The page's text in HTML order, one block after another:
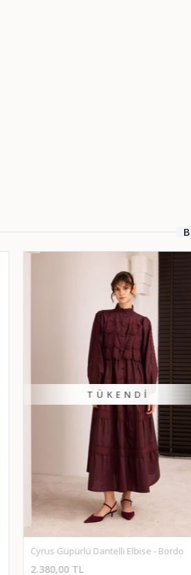
TÜKENDI
Cyrus Güpürlü Dantelli Elbise - Bordo
2.380,00 TL